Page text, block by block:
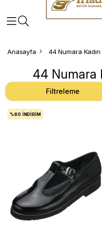
Anasayfa 44 Numara
44 Numara
Filtreleme
%60 İNDIRIM